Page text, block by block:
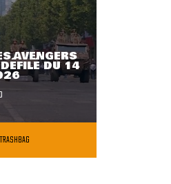
AVENGERS
DU 14